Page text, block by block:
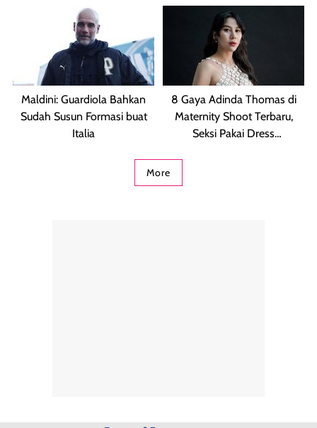
Maldini: Guardiola Bahkan
Sudah Susun Formasi buat
Italia
8 Gaya Adinda Thomas di
Maternity Shoot Terbaru,
Seksi Pakai Dress
More